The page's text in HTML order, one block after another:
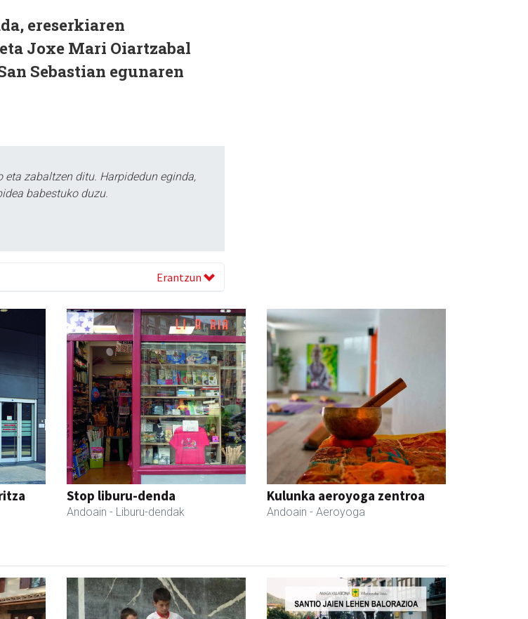
ereserkiaren
Joxe Mari Oiartzabal
Sebastian egunaren
zabaltzen ditu. Harpidedun eginda,
babestuko duzu.
Erantzun
Stop liburu-denda
Andoain - Liburu-dendak
Kulunka aeroyoga zentroa
Andoain - Aeroyoga